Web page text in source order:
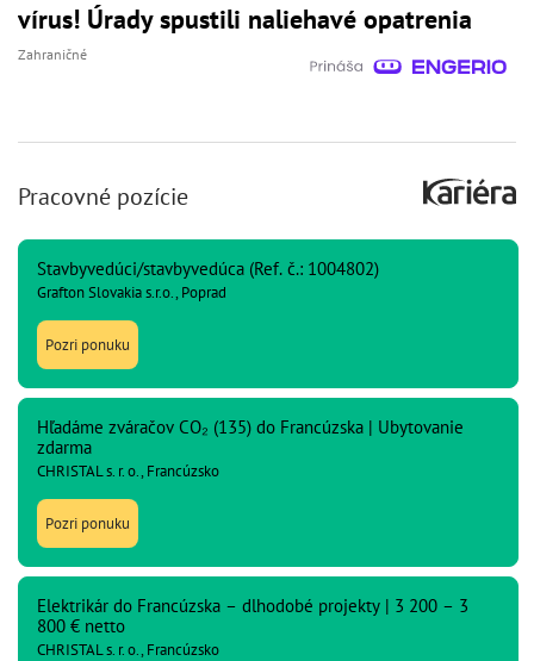
vírus! Úrady spustili naliehavé opatrenia
Zahraničné
Pracovné pozície
Stavbyvedúci/stavbyvedúca (Ref. č.: 1004802)
Grafton Slovakia s.r.o., Poprad
Pozri ponuku
Hľadáme zváračov CO₂ (135) do Francúzska | Ubytovanie
zdarma
CHRISTAL s. r. o., Francúzsko
Pozri ponuku
Elektrikár do Francúzska – dlhodobé projekty | 3 200 – 3
800 € netto
CHRISTAL s. r. o., Francúzsko